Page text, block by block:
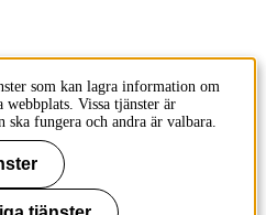
som kan lagra information om
webbplats. Vissa tjänster är
ska fungera och andra är valbara.